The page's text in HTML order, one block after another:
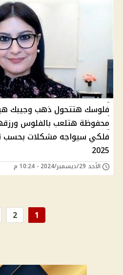
محفوظة هتلعب بالفلوس
فلكي سيواجه مشكلات بحسب
2025
الأحد 29/ديسمبر/2024 - 10:24 م
1
2